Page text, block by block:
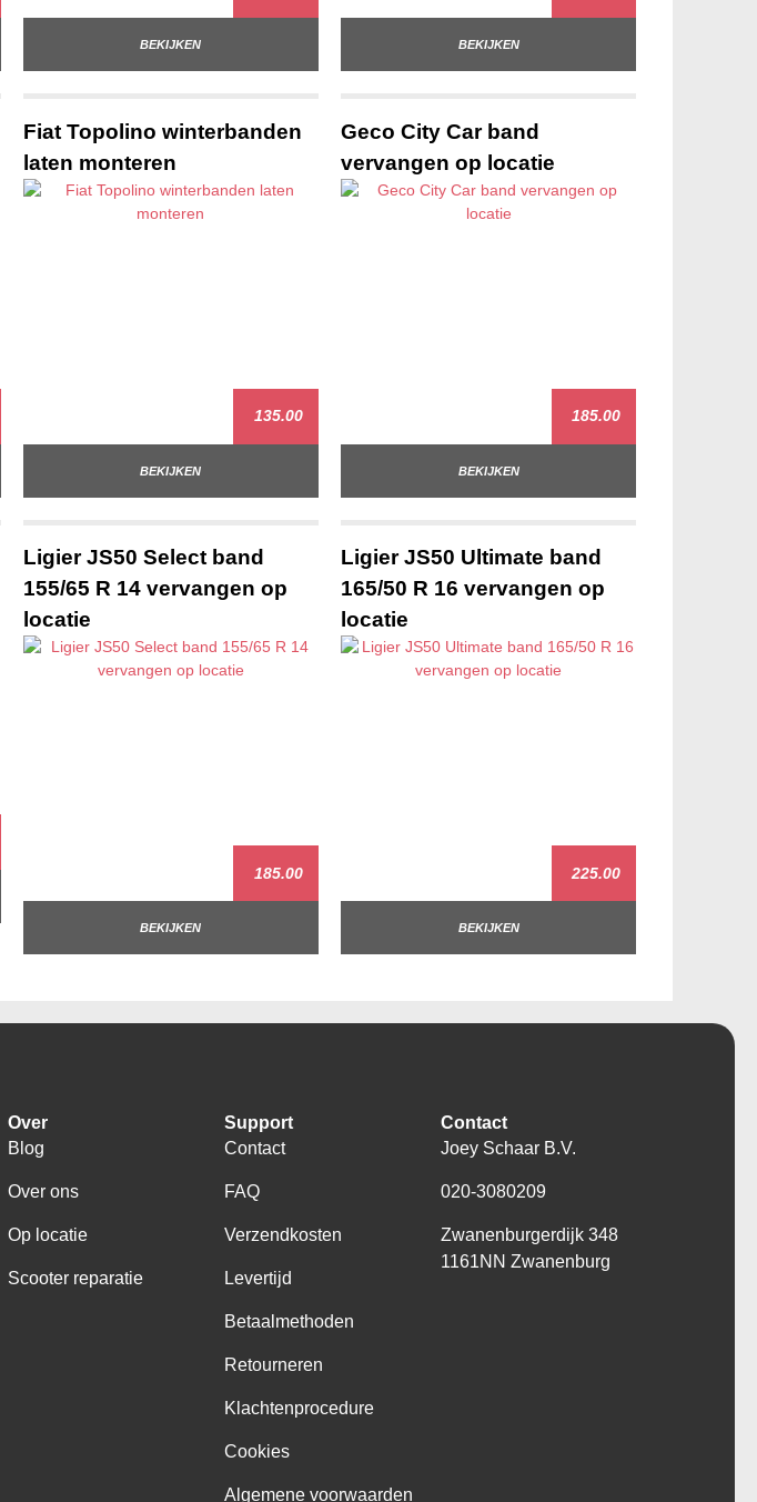
BEKIJKEN BEKIJKEN
Fiat Topolino winterbanden
laten monteren
135.00
BEKIJKEN
Geco City Car band
vervangen op locatie
185.00
BEKIJKEN
Ligier JS50 Select band
155/65 R 14 vervangen op
locatie
185.00
BEKIJKEN
Ligier JS50 Ultimate band
165/50 R 16 vervangen op
locatie
225.00
BEKIJKEN
Over
Blog
Over ons
Op locatie
Scooter reparatie
Support
Contact
FAQ
Verzendkosten
Levertijd
Betaalmethoden
Retourneren
Klachtenprocedure
Cookies
Algemene voorwaarden
Contact
Joey Schaar B.V.
020-3080209
Zwanenburgerdijk 348
1161NN Zwanenburg